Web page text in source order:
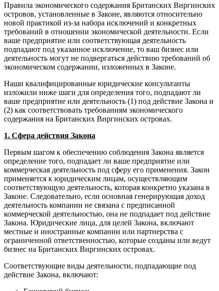
Правила экономического содержания Британских Виргинских
островов, установленные в Законе, являются относительно
новой практикой из-за набора исключений и конкретных
требований в отношении экономической деятельности. Если
ваше предприятие или соответствующая деятельность
подпадают под указанное исключение, то ваш бизнес или
деятельность могут не подвергаться действию требований об
экономическом содержании, изложенных в Законе.
Наши квалифицированные юридические консультанты
изложили ниже шаги для определения того, подпадают ли
ваше предприятие или деятельность (1) под действие Закона и
(2) как соответствовать требованиям экономического
содержания на Британских Виргинских островах.
1. Сфера действия Закона
Первым шагом к обеспечению соблюдения Закона является
определение того, подпадает ли ваше предприятие или
коммерческая деятельность под сферу его применения. Закон
применяется к юридическим лицам, осуществляющим
соответствующую деятельность, которая конкретно указана в
Законе. Следовательно, если основная генерирующая доход
деятельность компании не связана с предписанной
коммерческой деятельностью, она не подпадает под действие
Закона. Юридические лица, для целей Закона, включают
местные и иностранные компании или партнерства с
ограниченной ответственностью, которые созданы или ведут
бизнес на Британских Виргинских островах.
Соответствующие виды деятельности, подпадающие под
действие Закона, включают: